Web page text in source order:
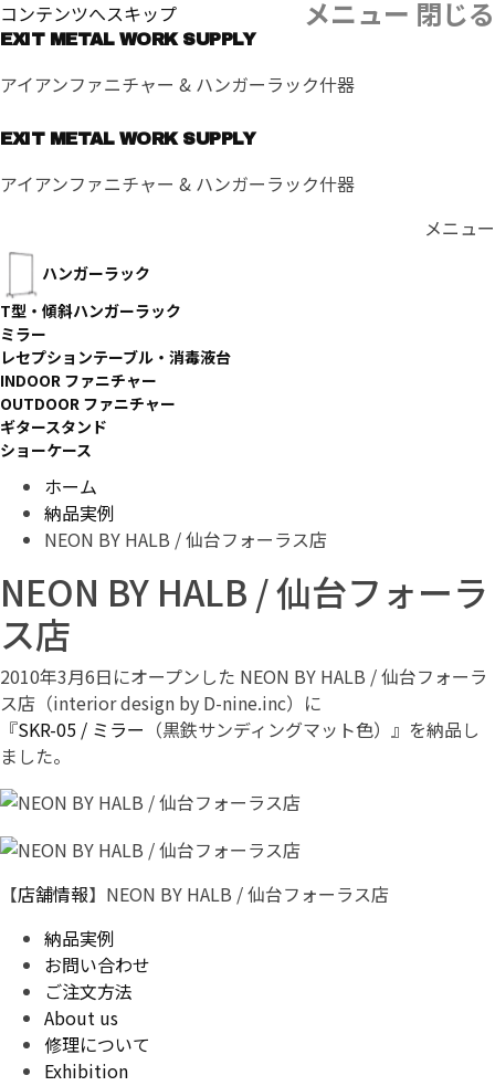
コンテンツへスキップ メニュー 閉じる
EXIT METAL WORK SUPPLY
アイアンファニチャー & ハンガーラック什器
EXIT METAL WORK SUPPLY
アイアンファニチャー & ハンガーラック什器
メニュー
ハンガーラック
T型・傾斜ハンガーラック
ミラー
レセプションテーブル・消毒液台
INDOOR ファニチャー
OUTDOOR ファニチャー
ギタースタンド
ショーケース
ホーム
納品実例
NEON BY HALB / 仙台フォーラス店
NEON BY HALB / 仙台フォーラ
ス店
2010年3月6日にオープンした NEON BY HALB / 仙台フォーラ
ス店（interior design by D-nine.inc）に
『SKR-05 / ミラー （黒鉄サンディングマット色）』を納品し
ました。
【店舗情報】NEON BY HALB / 仙台フォーラス店
納品実例
お問い合わせ
ご注文方法
About us
修理について
Exhibition